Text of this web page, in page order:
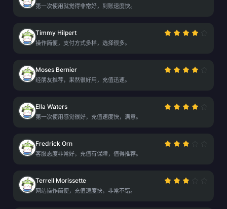
第一次使用就觉得非常好，到账速度快。
Timmy Hilpert
操作简便，支付方式多样，选择很多。
Moses Bernier
经朋友推荐，果然很好用，充值迅速。
Ella Waters
第一次使用感觉很好，充值速度快，满意。
Fredrick Orn
客服态度非常好，充值有保障，值得推荐。
Terrell Morissette
网站操作简便，充值速度快，非常不错。